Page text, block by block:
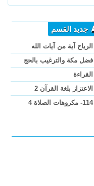
جديد القسم
الرياح آية من آيات الله
فضل مكة والترغيب بالحج
القراءة
الاعتزاز بلغة القرآن 2
114- مكروهات الصلاة 4